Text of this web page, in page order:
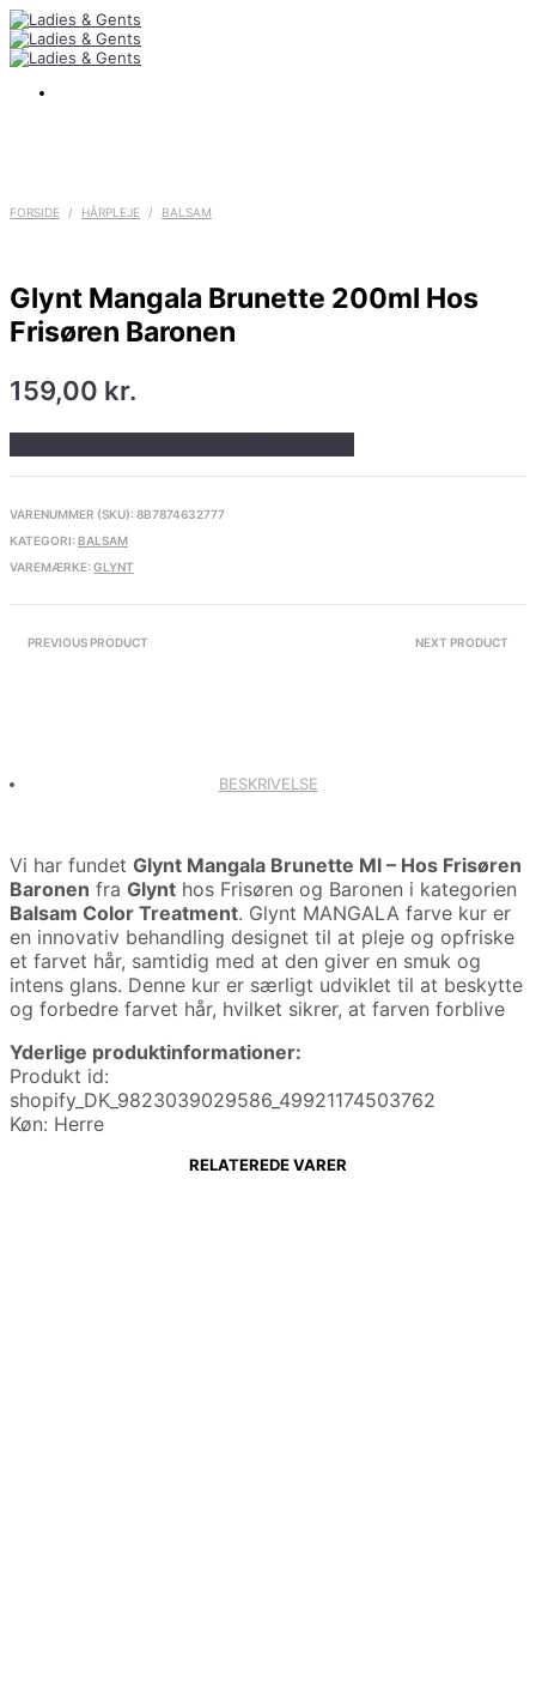
FORSIDE / HÅRPLEJE / BALSAM
Glynt Mangala Brunette 200ml Hos
Frisøren Baronen
159,00 kr.
VARENUMMER (SKU): 8B7874632777
KATEGORI: BALSAM
VAREMÆRKE: GLYNT
PREVIOUS PRODUCT NEXT PRODUCT
BESKRIVELSE
Vi har fundet Glynt Mangala Brunette Ml – Hos Frisøren
Baronen fra Glynt hos Frisøren og Baronen i kategorien
Balsam Color Treatment. Glynt MANGALA farve kur er
en innovativ behandling designet til at pleje og opfriske
et farvet hår, samtidig med at den giver en smuk og
intens glans. Denne kur er særligt udviklet til at beskytte
og forbedre farvet hår, hvilket sikrer, at farven forblive
Yderlige produktinformationer:
Produkt id:
shopify_DK_9823039029586_49921174503762
Køn: Herre
RELATEREDE VARER